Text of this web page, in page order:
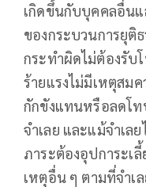
เกิดขึ้นกับบุคคลอื่น
ของกระบวนการยุติ
กระทำผิดไม่ต้องรับ
ร้ายแรงไม่มีเหตุสม
กักขังแทนหรือลดโ
จำเลย และแม้จำเล
ภาระต้องอุปการะเ
เหตุอื่น ๆ ตามที่จำเ